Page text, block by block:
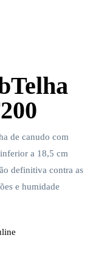
de canudo com
a 18,5 cm
definitiva contra as
e humidade